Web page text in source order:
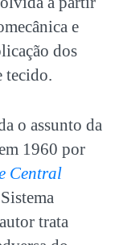
e
dos
tecido.
o assunto da
1960 por
Central
trata